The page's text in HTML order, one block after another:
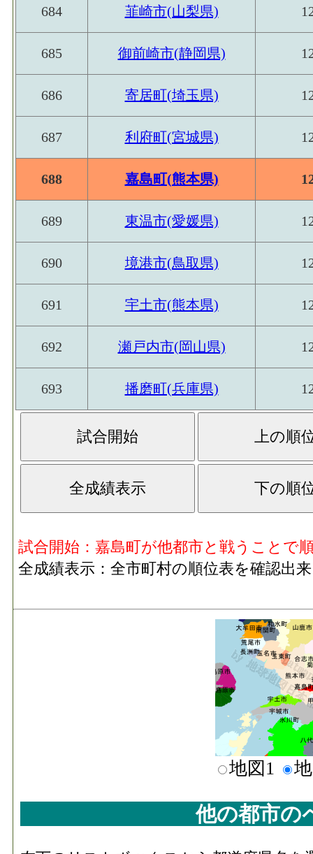
684 韮崎市(山梨県)
685 御前崎市(静岡県)
686 寄居町(埼玉県)
687 利府町(宮城県)
688 嘉島町(熊本県)
689 東温市(愛媛県)
690 境港市(鳥取県)
691 宇土市(熊本県)
692 瀬戸内市(岡山県)
693 播磨町(兵庫県)
試合開始：嘉島町が他都市と戦うことで
全成績表示：全市町村の順位表を確認出
地図1
他の都市の